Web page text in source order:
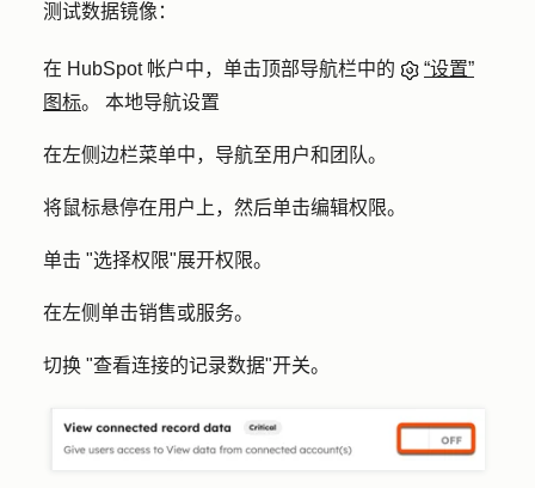
测试数据镜像：
在 HubSpot 帐户中，单击顶部导航栏中的
“设置”
图标。 本地导航设置
在左侧边栏菜单中，导航至用户和团队。
将鼠标悬停在用户上，然后单击编辑权限。
单击 "选择权限"展开权限。
在左侧单击销售或服务。
切换 "查看连接的记录数据"开关。